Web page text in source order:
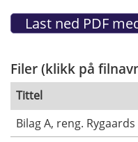
Filer (klikk på
Tittel
Bilag A, reng.